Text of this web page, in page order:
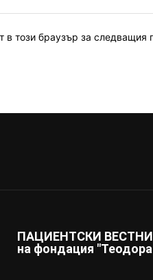
този браузър за следващия
ПАЦИЕНТСКИ
на фондация